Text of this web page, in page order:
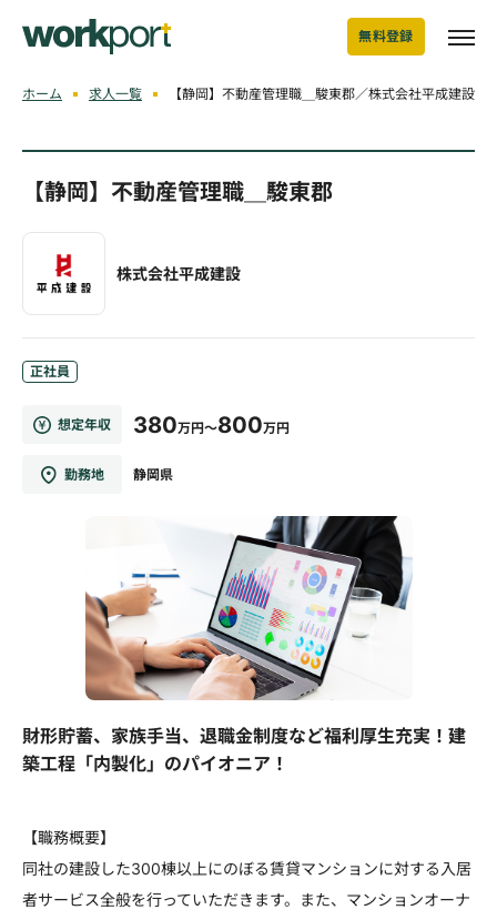
無料登録
ホーム 求人一覧 【静岡】不動産管理職＿駿東郡／株式会社平成建設
【静岡】不動産管理職＿駿東郡
株式会社平成建設
正社員
想定年収 380万円～800万円
勤務地 静岡県
財形貯蓄、家族手当、退職金制度など福利厚生充実！建
築工程「内製化」のパイオニア！
【職務概要】
同社の建設した300棟以上にのぼる賃貸マンションに対する入居
者サービス全般を行っていただきます。また、マンションオーナ